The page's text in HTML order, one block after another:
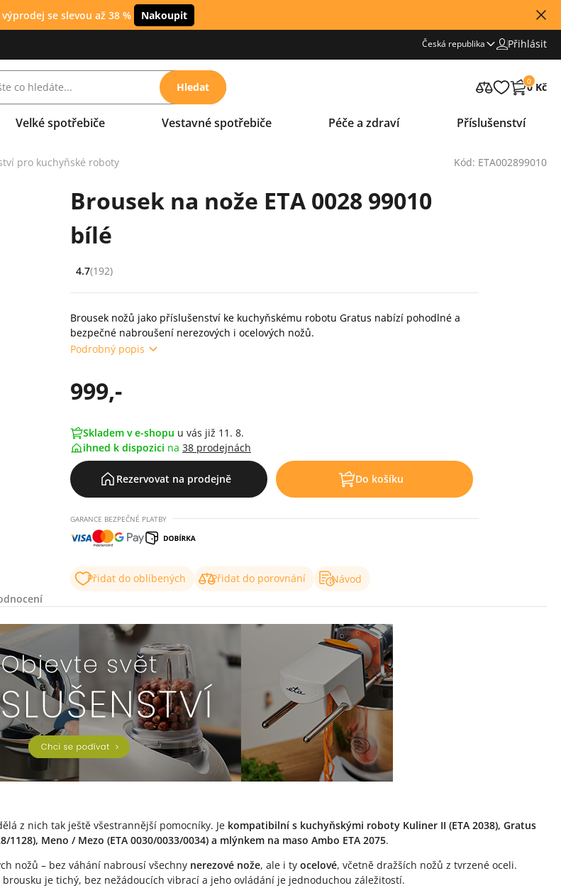
se slevou až 38 % Nakoupit
Česká republika Přihlásit
Hledat 0
0 Kč
Velké spotřebiče Vestavné spotřebiče Péče a zdraví Příslušenství
pro kuchyňské roboty Kód: ETA002899010
Brousek na nože ETA 0028 99010
bílé
Hodnocení: 4.7 z 5 (192 recenzí)
4.7(192)
Brousek nožů jako příslušenství ke kuchyňskému robotu Gratus nabízí pohodlné a
bezpečné nabroušení nerezových i ocelových nožů.
Podrobný popis
999,-
Skladem v e-shopu u vás již 11. 8.
ihned k dispozici na 38 prodejnách
Rezervovat na prodejně Do košíku
GARANCE BEZPEČNÉ PLATBY
Přidat do oblíbených Přidat do porovnání
Návod
z nich tak ještě všestrannější pomocníky. Je kompatibilní s kuchyňskými roboty Kuliner II (ETA 2038), Gratus
1128), Meno / Mezo (ETA 0030/0033/0034) a mlýnkem na maso Ambo ETA 2075.
nožů – bez váhání nabrousí všechny nerezové nože, ale i ty ocelové, včetně dražších nožů z tvrzené oceli.
je tichý, bez nežádoucích vibrací a jeho ovládání je jednoduchou záležitostí.